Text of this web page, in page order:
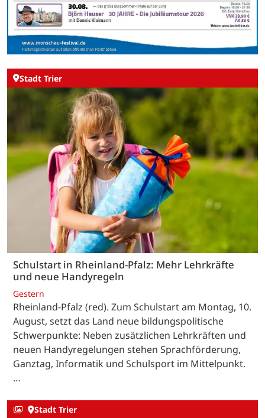
Stadt Trier
Schulstart in Rheinland-Pfalz: Mehr Lehrkräfte
und neue Handyregeln
Gestern
Rheinland-Pfalz (red). Zum Schulstart am Montag, 10.
August, setzt das Land neue bildungspolitische
Schwerpunkte: Neben zusätzlichen Lehrkräften und
neuen Handyregelungen stehen Sprachförderung,
Ganztag, Informatik und Schulsport im Mittelpunkt.
…
Stadt Trier